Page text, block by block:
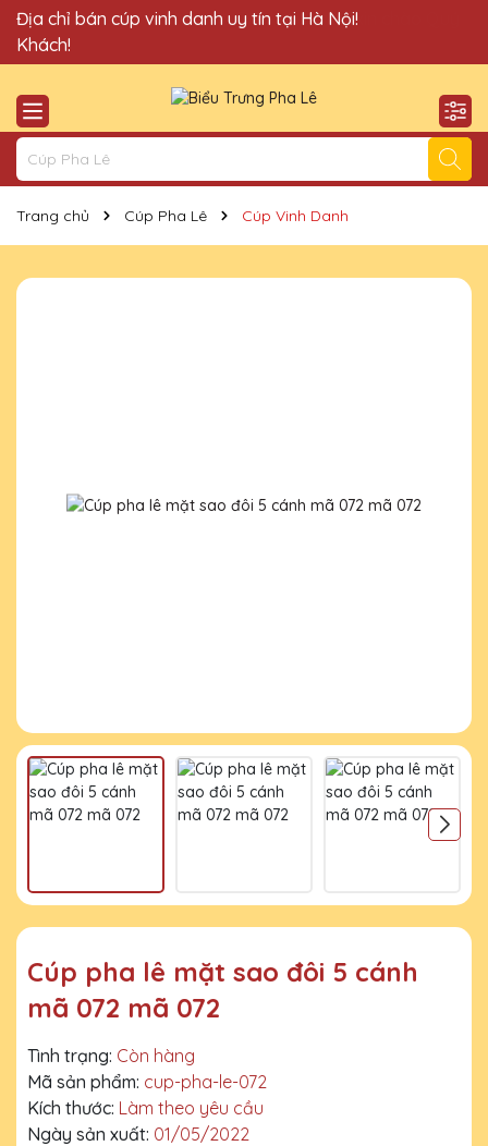
Quà Tặng Cúp Pha Lê Vinh Danh An Thảo xin chào Quý
Khách!
Địa chỉ bán cúp vinh danh uy tín tại Hà Nội!
Trang chủ Cúp Pha Lê Cúp Vinh Danh
Cúp pha lê mặt sao đôi 5 cánh
mã 072 mã 072
Tình trạng: Còn hàng
Mã sản phẩm: cup-pha-le-072
Kích thước: Làm theo yêu cầu
Ngày sản xuất: 01/05/2022